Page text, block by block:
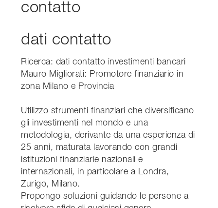
contatto
dati contatto
Ricerca: dati contatto investimenti bancari
Mauro Migliorati: Promotore finanziario in
zona Milano e Provincia
Utilizzo strumenti finanziari che diversificano
gli investimenti nel mondo e una
metodologia, derivante da una esperienza di
25 anni, maturata lavorando con grandi
istituzioni finanziarie nazionali e
internazionali, in particolare a Londra,
Zurigo, Milano.
Propongo soluzioni guidando le persone a